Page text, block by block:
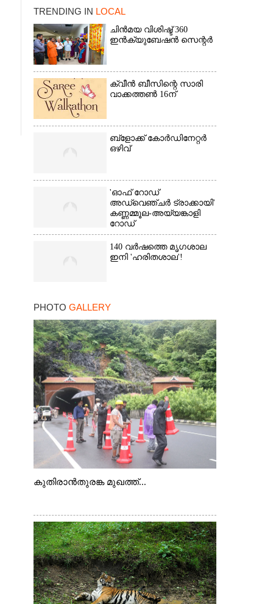
TRENDING IN LOCAL
ചിൻമയ വിശിഷ്ട് 360
ഇൻക്യുബേഷൻ സെന്റർ
ക്വീൻ ബീസിന്റെ സാരി
വാക്കത്തൺ 16ന്
ബ്‌ളോക്ക് കോർഡിനേറ്റർ
ഒഴിവ്
'ഓഫ് റോഡ്
അഡ്വെഞ്ചർ ട്രാക്കായി'
കണ്ണമ്മൂല-അയ്യങ്കാളി
റോഡ്
140 വർഷത്തെ മൃഗശാല
ഇനി 'ഹരിതശാല'!
PHOTO GALLERY
കുതിരാൻതുരങ്ക മുഖത്ത്...
×